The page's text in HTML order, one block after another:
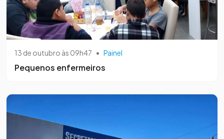
13 de outubro às 09h47 • Painel
Pequenos enfermeiros